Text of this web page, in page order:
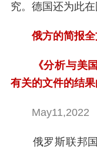
究。德国还为此在
俄方的简报全
《分析与美
有关的文件的结果
May11,2022
俄罗斯联邦国